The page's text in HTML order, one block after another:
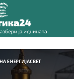
ЕНЕРГИЈАСВЕТ